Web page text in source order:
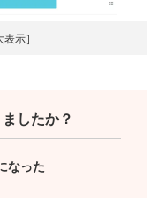
示］
したか？
なった